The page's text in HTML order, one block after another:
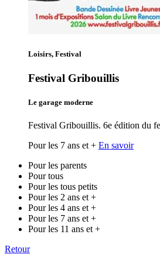
Loisirs, Festival
Festival Gribouillis
Le garage moderne
Festival Gribouillis. 6e édition du
Pour les 7 ans et + En savoir
Pour les parents
Pour tous
Pour les tous petits
Pour les 2 ans et +
Pour les 4 ans et +
Pour les 7 ans et +
Pour les 11 ans et +
Retour